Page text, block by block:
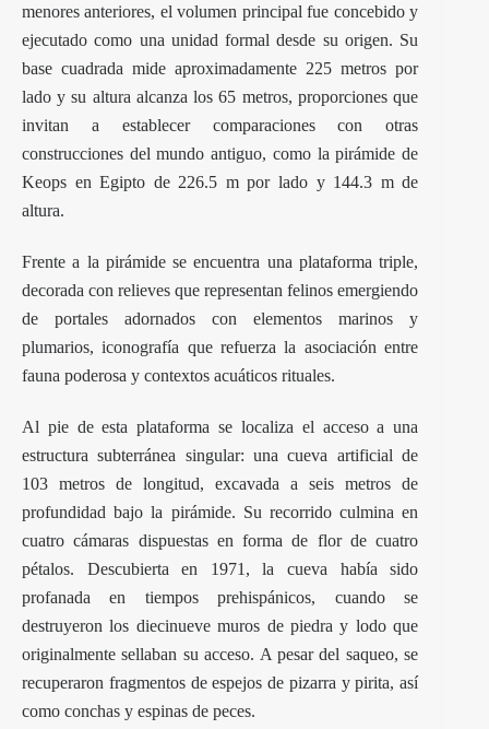
menores anteriores, el volumen principal fue concebido y
ejecutado como una unidad formal desde su origen. Su
base cuadrada mide aproximadamente 225 metros por
lado y su altura alcanza los 65 metros, proporciones que
invitan a establecer comparaciones con otras
construcciones del mundo antiguo, como la pirámide de
Keops en Egipto de 226.5 m por lado y 144.3 m de
altura.
Frente a la pirámide se encuentra una plataforma triple,
decorada con relieves que representan felinos emergiendo
de portales adornados con elementos marinos y
plumarios, iconografía que refuerza la asociación entre
fauna poderosa y contextos acuáticos rituales.
Al pie de esta plataforma se localiza el acceso a una
estructura subterránea singular: una cueva artificial de
103 metros de longitud, excavada a seis metros de
profundidad bajo la pirámide. Su recorrido culmina en
cuatro cámaras dispuestas en forma de flor de cuatro
pétalos. Descubierta en 1971, la cueva había sido
profanada en tiempos prehispánicos, cuando se
destruyeron los diecinueve muros de piedra y lodo que
originalmente sellaban su acceso. A pesar del saqueo, se
recuperaron fragmentos de espejos de pizarra y pirita, así
como conchas y espinas de peces.